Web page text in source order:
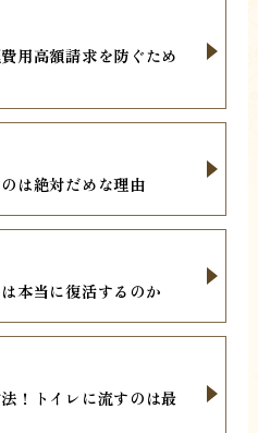
用高額請求を防ぐため
は絶対だめな理由
本当に復活するのか
！トイレに流すのは最